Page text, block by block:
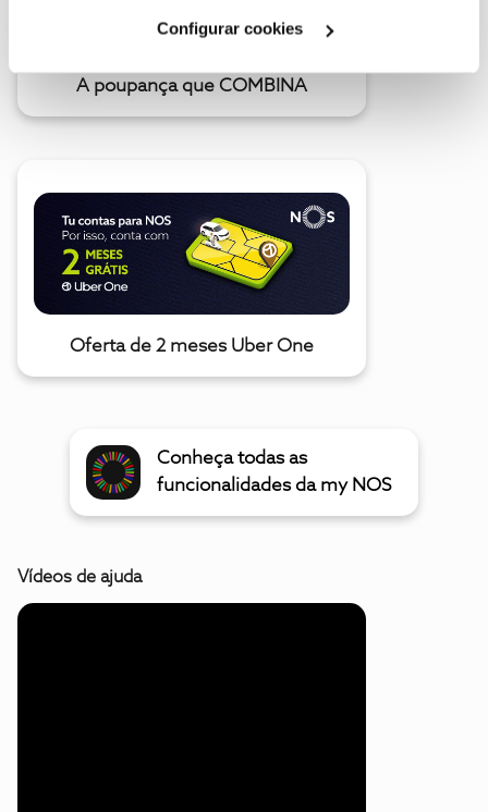
Configurar cookies
A poupança que COMBINA
Oferta de 2 meses Uber One
Conheça todas as
funcionalidades da my NOS
Vídeos de ajuda